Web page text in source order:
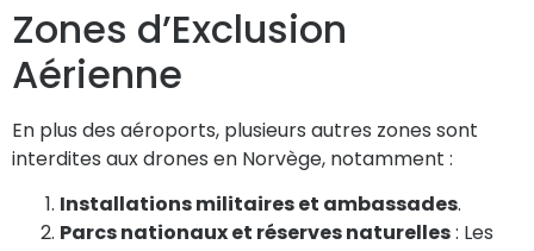
Zones d’Exclusion
Aérienne
En plus des aéroports, plusieurs autres zones sont
interdites aux drones en Norvège, notamment :
Installations militaires et ambassades.
Parcs nationaux et réserves naturelles: Les